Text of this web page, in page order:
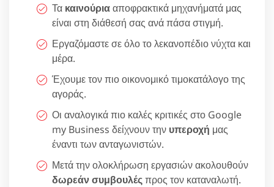
Τα καινούριααποφρακτικά μηχανήματά μας
είναι στη διάθεσή σας ανά πάσα στιγμή.
Εργαζόμαστε σε όλο το λεκανοπέδιο νύχτα και
μέρα.
Έχουμε τον πιο οικονομικό τιμοκατάλογο της
αγοράς.
Οι αναλογικά πιο καλές κριτικές στο Google
my Business δείχνουν την υπεροχή μας
έναντι των ανταγωνιστών.
Μετά την ολοκλήρωση εργασιών ακολουθούν
δωρεάν συμβουλέςπρος τον καταναλωτή.